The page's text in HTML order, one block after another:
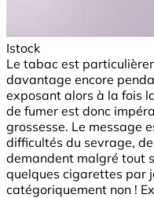
Istock
Le tabac est
davantage encore
exposant alors à la fois
de fumer est donc
grossesse. Le message
difficultés du sevrage,
demandent malgré tout
quelques cigarettes par
catégoriquement non !